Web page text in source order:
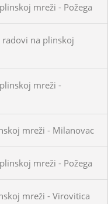
mreži - Požega
na plinskoj
mreži -
mreži - Milanovac
mreži - Požega
mreži - Virovitica